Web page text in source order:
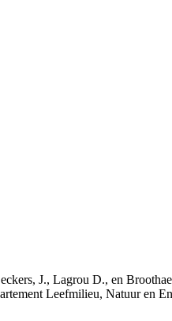
J., Lagrou D., en
Leefmilieu, Natuur en